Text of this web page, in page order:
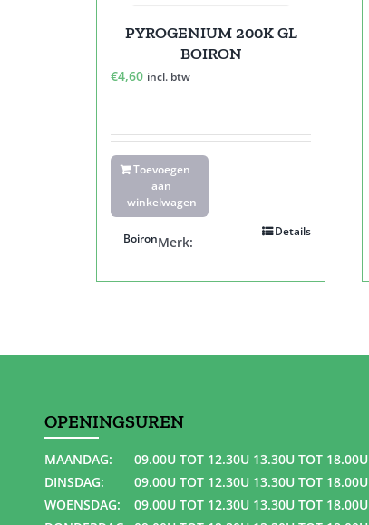
PYROGENIUM 200K GL
BOIRON
€4,60 incl. btw
Toevoegen
aan
winkelwagen
Details
Merk:
Boiron
OPENINGSUREN
MAANDAG:
09.00U TOT 12.30U 13.30U TOT 18.00U
DINSDAG:
09.00U TOT 12.30U 13.30U TOT 18.00U
WOENSDAG:
09.00U TOT 12.30U 13.30U TOT 18.00U